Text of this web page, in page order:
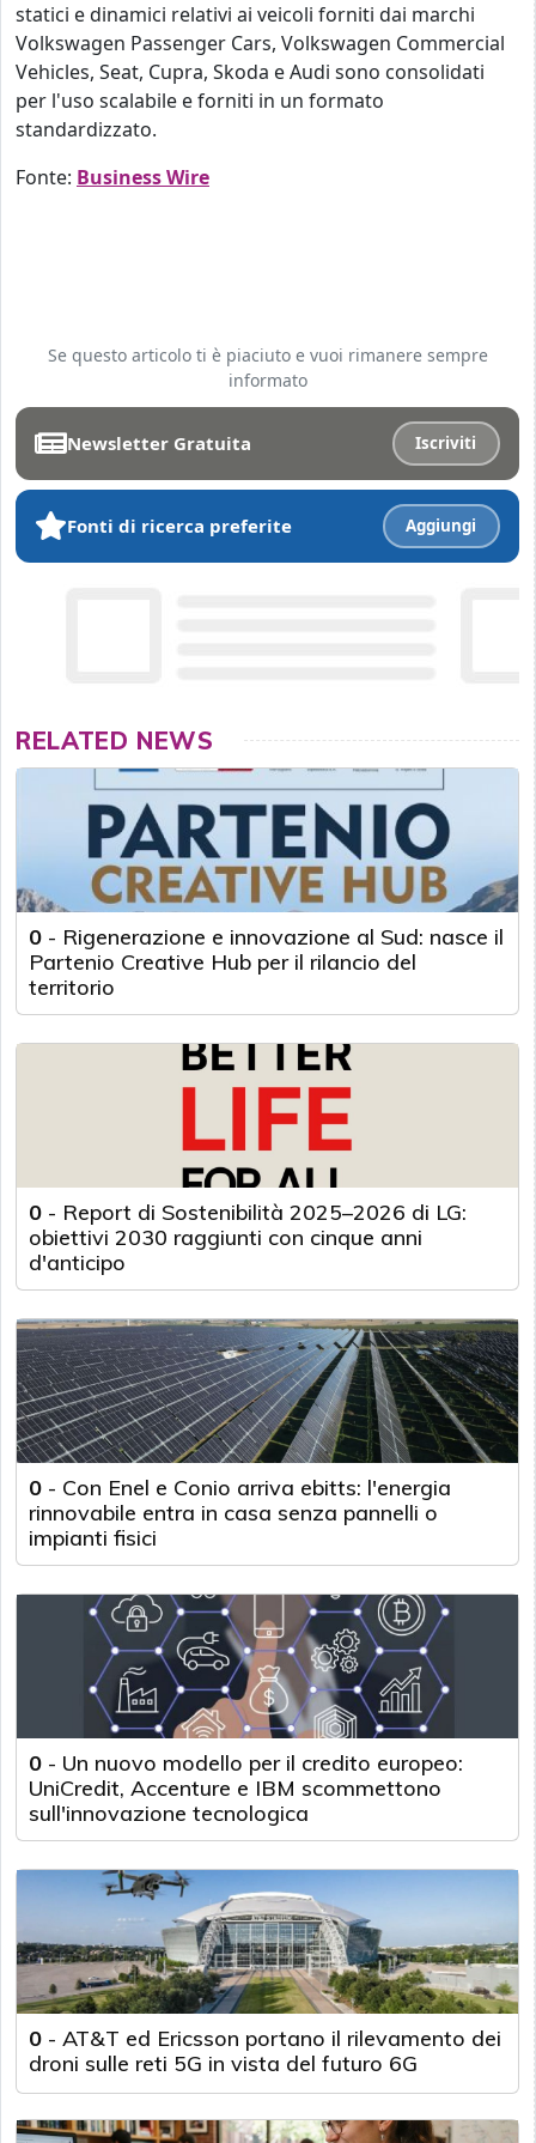
statici e dinamici relativi ai veicoli forniti dai marchi
Volkswagen Passenger Cars, Volkswagen Commercial
Vehicles, Seat, Cupra, Skoda e Audi sono consolidati
per l'uso scalabile e forniti in un formato
standardizzato.
Fonte: Business Wire
Se questo articolo ti è piaciuto e vuoi rimanere sempre
informato
Newsletter Gratuita Iscriviti
Fonti di ricerca preferite Aggiungi
RELATED NEWS
0 - Rigenerazione e innovazione al Sud: nasce il
Partenio Creative Hub per il rilancio del
territorio
0 - Report di Sostenibilità 2025–2026 di LG:
obiettivi 2030 raggiunti con cinque anni
d'anticipo
0 - Con Enel e Conio arriva ebitts: l'energia
rinnovabile entra in casa senza pannelli o
impianti fisici
0 - Un nuovo modello per il credito europeo:
UniCredit, Accenture e IBM scommettono
sull'innovazione tecnologica
0 - AT&T ed Ericsson portano il rilevamento dei
droni sulle reti 5G in vista del futuro 6G